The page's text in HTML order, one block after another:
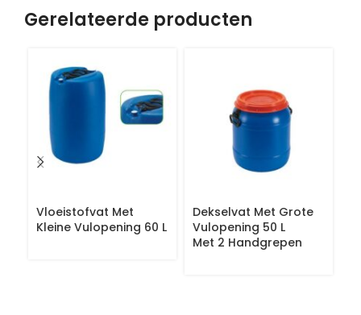
Gerelateerde producten
Vloeistofvat Met
Kleine Vulopening 60 L
Dekselvat Met Grote
Vulopening 50 L
Met 2 Handgrepen